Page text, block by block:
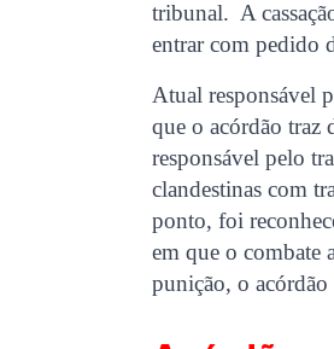
tribunal. A
entrar com pedido
Atual responsável
que o acórdão traz
responsável pelo
clandestinas com
ponto, foi
em que o combate
punição, o